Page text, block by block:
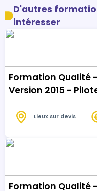
D'autres
intéresser
Formation Qualité -
Version 2015 -
Lieux sur devis
Formation Qualité